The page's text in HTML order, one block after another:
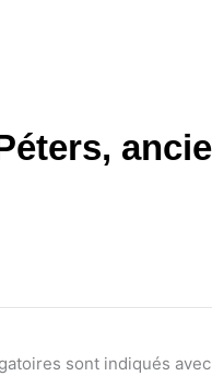
sont indiqués avec